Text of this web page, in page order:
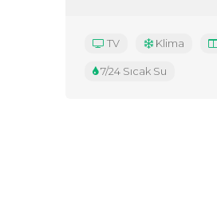
TV Klima
7/24 Sıcak Su